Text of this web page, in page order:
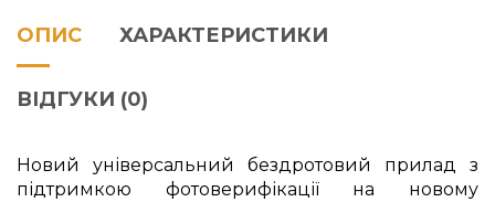
ОПИС ХАРАКТЕРИСТИКИ
ВІДГУКИ (0)
Новий універсальний бездротовий прилад з
підтримкою фотоверифікації на новому